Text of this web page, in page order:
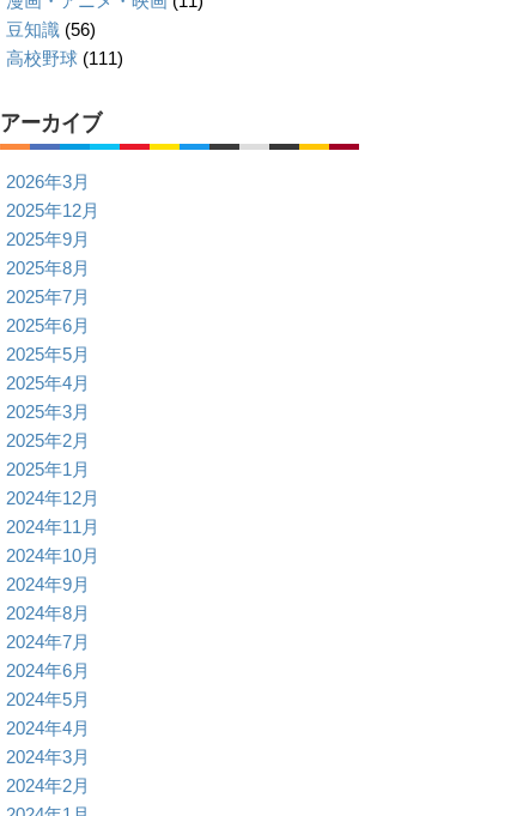
豆知識 (56)
高校野球 (111)
アーカイブ
2026年3月
2025年12月
2025年9月
2025年8月
2025年7月
2025年6月
2025年5月
2025年4月
2025年3月
2025年2月
2025年1月
2024年12月
2024年11月
2024年10月
2024年9月
2024年8月
2024年7月
2024年6月
2024年5月
2024年4月
2024年3月
2024年2月